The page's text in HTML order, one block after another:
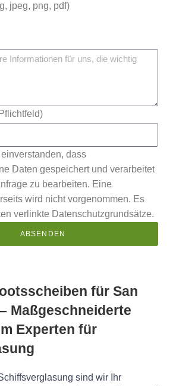
jpeg, png, pdf)
einverstanden, dass
Daten gespeichert und verarbeitet
zu bearbeiten. Eine
wird nicht vorgenommen. Es
verlinkte Datenschutzgrundsätze.
ABSENDEN
für San
Maßgeschneiderte
Experten für
sind wir Ihr